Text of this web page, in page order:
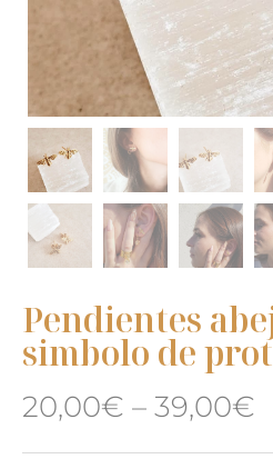
Pendientes
simbolo de
20,00€ – 39,00€